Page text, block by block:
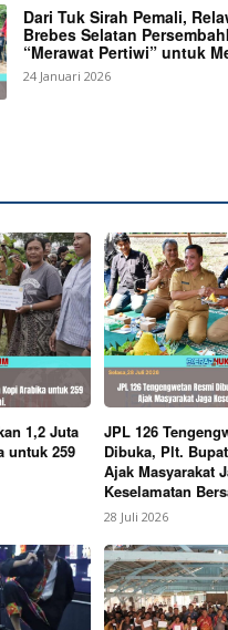
News Week
Magazine PRO
Dari Tuk Sirah Pemali,
Brebes Selatan
“Merawat Pertiwi” untuk
24 Januari 2026
1,2 Juta
untuk 259
JPL 126
Dibuka, Plt.
Ajak Masyarakat
Keselamatan
28 Juli 2026